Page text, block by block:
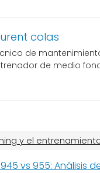
colas
de
de medio
y el
vs 955: Análisis